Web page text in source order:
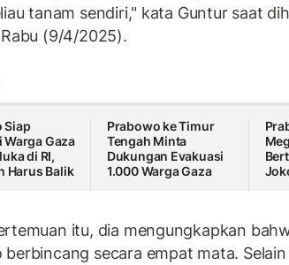
tanam sendiri," kata Guntur saat
(9/4/2025).
Siap
Warga Gaza
di RI,
Harus Balik
Prabowo ke Timur
Tengah Minta
Dukungan Evakuasi
1.000 Warga Gaza
itu, dia mengungkapkan
berbincang secara empat mata.